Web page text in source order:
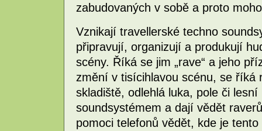
zabudovaných v sobě a proto
Vznikají travellerské techno
připravují, organizují a produkují
scény. Říká se jim „rave“ a jeho
změní v tisícihlavou scénu, se říká
skladiště, odlehlá luka, pole či
soundsystémem a dají vědět
pomoci telefonů vědět, kde je tento